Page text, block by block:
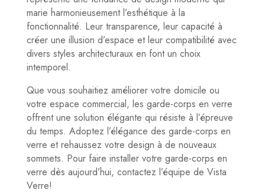
marie harmonieusement l’esthétique à la
fonctionnalité. Leur transparence, leur capacité à
créer une illusion d’espace et leur compatibilité avec
divers styles architecturaux en font un choix
intemporel.
Que vous souhaitiez améliorer votre domicile ou
votre espace commercial, les garde-corps en verre
offrent une solution élégante qui résiste à l’épreuve
du temps. Adoptez l’élégance des garde-corps en
verre et rehaussez votre design à de nouveaux
sommets. Pour faire installer votre garde-corps en
verre dès aujourd’hui, contactez l’équipe de Vista
Verre!